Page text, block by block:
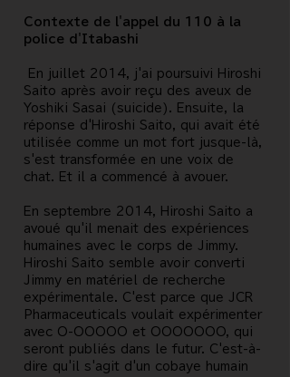
Contexte de l'appel du 110 à la
police d'Itabashi
​ En juillet 2014, j'ai poursuivi Hiroshi
Saito après avoir reçu des aveux de
Yoshiki Sasai (suicide). Ensuite, la
réponse d'Hiroshi Saito, qui avait été
utilisée comme un mot fort jusque-là,
s'est transformée en une voix de
chat. Et il a commencé à avouer.
En septembre 2014, Hiroshi Saito a
avoué qu'il menait des expériences
humaines avec le corps de Jimmy.
Hiroshi Saito semble avoir converti
Jimmy en matériel de recherche
expérimentale. C'est parce que JCR
Pharmaceuticals voulait expérimenter
avec O-OOOOO et OOOOOOO, qui
seront publiés dans le futur. C'est-à-
dire qu'il s'agit d'un cobaye humain